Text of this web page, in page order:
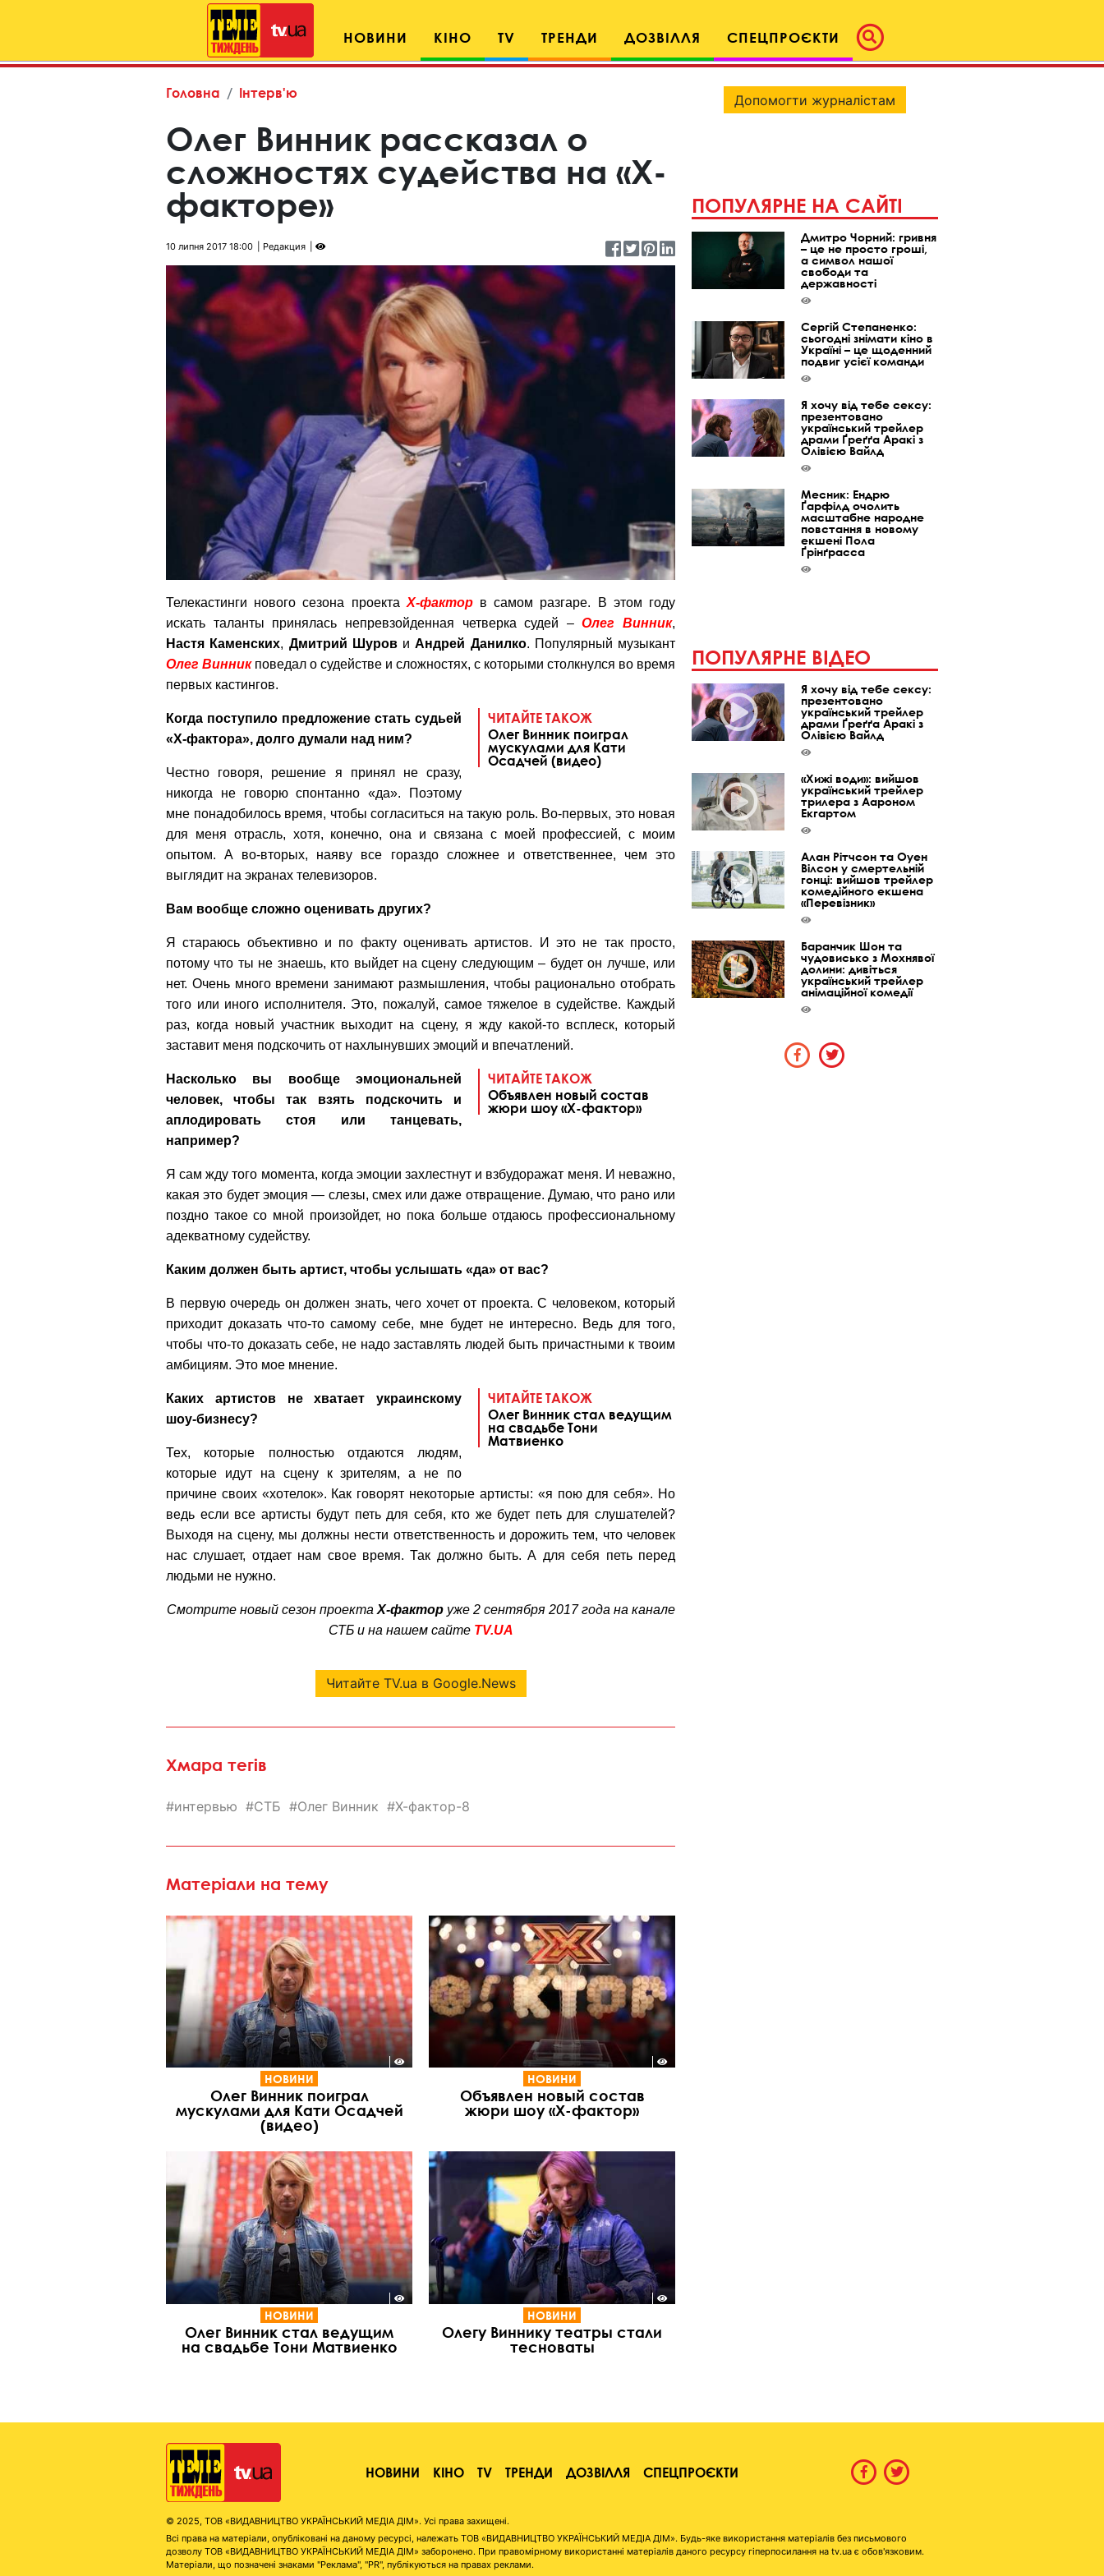
НОВИНИ КІНО TV ТРЕНДИ ДОЗВІЛЛЯ СПЕЦПРОЄКТИ
Головна Інтерв'ю
Олег Винник рассказал о
сложностях судейства на «Х-
факторе»
10 липня 2017 18:00 Редакция
Телекастинги нового сезона проекта Х-факторв самом разгаре. В этом году
искать таланты принялась непревзойденная четверка судей –Олег Винник,
Настя Каменских, Дмитрий ШуровиАндрей Данилко. Популярный музыкант
Олег Винникповедал о судействе и сложностях, с которыми столкнулся во время
первых кастингов.
ЧИТАЙТЕ ТАКОЖ
Олег Винник поиграл
мускулами для Кати
Осадчей (видео)
Когда поступило предложение стать судьей
«Х-фактора», долго думали над ним?
Честно говоря, решение я принял не сразу,
никогда не говорю спонтанно «да». Поэтому
мне понадобилось время, чтобы согласиться на такую роль. Во-первых, это новая
для меня отрасль, хотя, конечно, она и связана с моей профессией, с моим
опытом. А во-вторых, наяву все гораздо сложнее и ответственнее, чем это
выглядит на экранах телевизоров.
Вам вообще сложно оценивать других?
Я стараюсь объективно и по факту оценивать артистов. И это не так просто,
потому что ты не знаешь, кто выйдет на сцену следующим – будет он лучше, или
нет. Очень много времени занимают размышления, чтобы рационально отобрать
того или иного исполнителя. Это, пожалуй, самое тяжелое в судействе. Каждый
раз, когда новый участник выходит на сцену, я жду какой-то всплеск, который
заставит меня подскочить от нахлынувших эмоций и впечатлений.
ЧИТАЙТЕ ТАКОЖ
Объявлен новый состав
жюри шоу «Х-фактор»
Насколько вы вообще эмоциональней
человек, чтобы так взять подскочить и
аплодировать стоя или танцевать,
например?
Я сам жду того момента, когда эмоции захлестнут и взбудоражат меня. И неважно,
какая это будет эмоция — слезы, смех или даже отвращение. Думаю, что рано или
поздно такое со мной произойдет, но пока больше отдаюсь профессиональному
адекватному судейству.
Каким должен быть артист, чтобы услышать «да» от вас?
В первую очередь он должен знать, чего хочет от проекта. С человеком, который
приходит доказать что-то самому себе, мне будет не интересно. Ведь для того,
чтобы что-то доказать себе, не надо заставлять людей быть причастными к твоим
амбициям. Это мое мнение.
ЧИТАЙТЕ ТАКОЖ
Олег Винник стал ведущим
на свадьбе Тони
Матвиенко
Каких артистов не хватает украинскому
шоу-бизнесу?
Тех, которые полностью отдаются людям,
которые идут на сцену к зрителям, а не по
причине своих «хотелок». Как говорят некоторые артисты: «я пою для себя». Но
ведь если все артисты будут петь для себя, кто же будет петь для слушателей?
Выходя на сцену, мы должны нести ответственность и дорожить тем, что человек
нас слушает, отдает нам свое время. Так должно быть. А для себя петь перед
людьми не нужно.
Смотрите новый сезон проекта Х-факторуже 2 сентября 2017 года на канале
СТБ и на нашем сайте TV.UA
Читайте TV.ua в Google.News
Хмара тегів
интервью СТБ Олег Винник Х-фактор-8
Матеріали на тему
НОВИНИ
Олег Винник поиграл
мускулами для Кати Осадчей
(видео)
НОВИНИ
Объявлен новый состав
жюри шоу «Х-фактор»
НОВИНИ
Олег Винник стал ведущим
на свадьбе Тони Матвиенко
НОВИНИ
Олегу Виннику театры стали
тесноваты
Допомогти журналістам
ПОПУЛЯРНЕ НА САЙТІ
Дмитро Чорний: гривня
– це не просто гроші,
а символ нашої
свободи та
державності
Сергій Степаненко:
сьогодні знімати кіно в
Україні – це щоденний
подвиг усієї команди
Я хочу від тебе сексу:
презентовано
український трейлер
драми Ґреґґа Аракі з
Олівією Вайлд
Месник: Ендрю
Ґарфілд очолить
масштабне народне
повстання в новому
екшені Пола
Ґрінґрасса
ПОПУЛЯРНЕ ВІДЕО
Я хочу від тебе сексу:
презентовано
український трейлер
драми Ґреґґа Аракі з
Олівією Вайлд
«Хижі води»: вийшов
український трейлер
трилера з Аароном
Екгартом
Алан Рітчсон та Оуен
Вілсон у смертельній
гонці: вийшов трейлер
комедійного екшена
«Перевізник»
Баранчик Шон та
чудовисько з Мохнявої
долини: дивіться
український трейлер
анімаційної комедії
НОВИНИ КІНО TV ТРЕНДИ ДОЗВІЛЛЯ СПЕЦПРОЄКТИ
© 2025, ТОВ «ВИДАВНИЦТВО УКРАЇНСЬКИЙ МЕДІА ДІМ». Усі права захищені.
Всі права на матеріали, опубліковані на даному ресурсі, належать ТОВ «ВИДАВНИЦТВО УКРАЇНСЬКИЙ МЕДІА ДІМ». Будь-яке використання матеріалів без письмового
дозволу ТОВ «ВИДАВНИЦТВО УКРАЇНСЬКИЙ МЕДІА ДІМ» заборонено. При правомірному використанні матеріалів даного ресурсу гіперпосилання на tv.ua є обов'язковим.
Матеріали, що позначені знаками "Реклама", "PR", публікуються на правах реклами.